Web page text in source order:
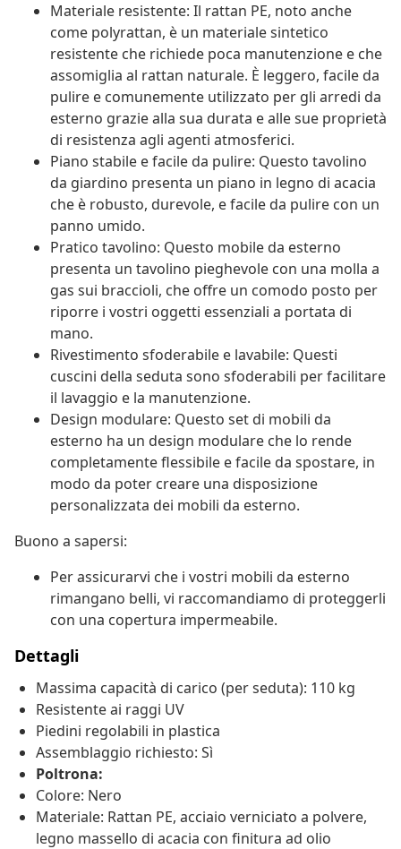
Materiale resistente: Il rattan PE, noto anche
come polyrattan, è un materiale sintetico
resistente che richiede poca manutenzione e che
assomiglia al rattan naturale. È leggero, facile da
pulire e comunemente utilizzato per gli arredi da
esterno grazie alla sua durata e alle sue proprietà
di resistenza agli agenti atmosferici.
Piano stabile e facile da pulire: Questo tavolino
da giardino presenta un piano in legno di acacia
che è robusto, durevole, e facile da pulire con un
panno umido.
Pratico tavolino: Questo mobile da esterno
presenta un tavolino pieghevole con una molla a
gas sui braccioli, che offre un comodo posto per
riporre i vostri oggetti essenziali a portata di
mano.
Rivestimento sfoderabile e lavabile: Questi
cuscini della seduta sono sfoderabili per facilitare
il lavaggio e la manutenzione.
Design modulare: Questo set di mobili da
esterno ha un design modulare che lo rende
completamente flessibile e facile da spostare, in
modo da poter creare una disposizione
personalizzata dei mobili da esterno.
Buono a sapersi:
Per assicurarvi che i vostri mobili da esterno
rimangano belli, vi raccomandiamo di proteggerli
con una copertura impermeabile.
Dettagli
Massima capacità di carico (per seduta): 110 kg
Resistente ai raggi UV
Piedini regolabili in plastica
Assemblaggio richiesto: Sì
Poltrona:
Colore: Nero
Materiale: Rattan PE, acciaio verniciato a polvere,
legno massello di acacia con finitura ad olio